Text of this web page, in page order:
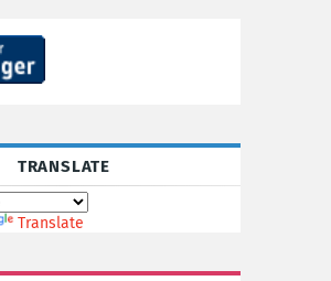
TRANSLATE
Translate